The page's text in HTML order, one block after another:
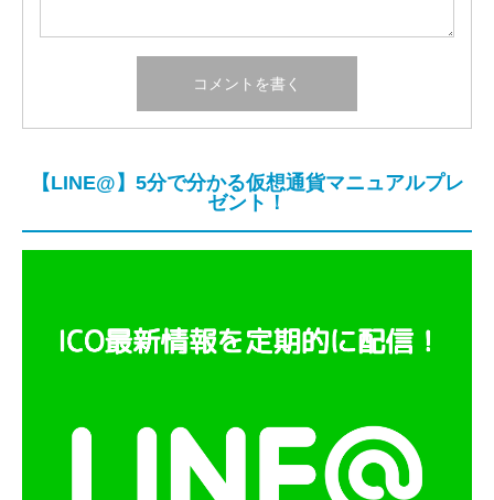
【LINE@】5分で分かる仮想通貨マニュアルプレ
ゼント！